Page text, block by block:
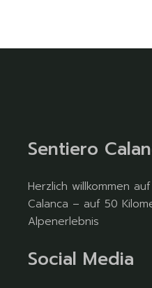
Sentiero
Herzlich willkommen
Calanca – auf 50
Alpenerlebnis
Social Media